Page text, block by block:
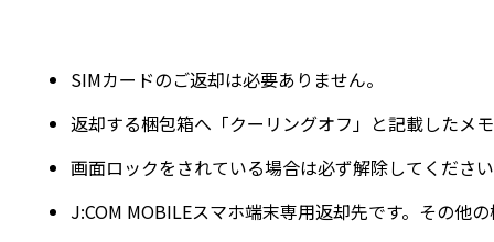
SIMカードのご返却は必要ありません。
返却する梱包箱へ「クーリングオフ」と記載したメ
画面ロックをされている場合は必ず解除してくださ
J:COM MOBILEスマホ端末専用返却先です。その他